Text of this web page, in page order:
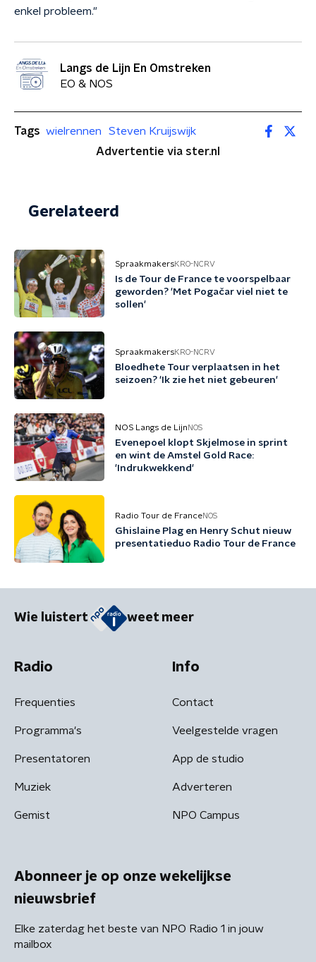
enkel probleem."
Langs de Lijn En Omstreken
EO & NOS
Tags wielrennen
Steven Kruijswijk
Advertentie via ster.nl
Gerelateerd
SpraakmakersKRO-NCRV
Is de Tour de France te voorspelbaar
geworden? 'Met Pogačar viel niet te
sollen'
SpraakmakersKRO-NCRV
Bloedhete Tour verplaatsen in het
seizoen? 'Ik zie het niet gebeuren'
NOS Langs de Lijn NOS
Evenepoel klopt Skjelmose in sprint
en wint de Amstel Gold Race:
'Indrukwekkend'
Radio Tour de FranceNOS
Ghislaine Plag en Henry Schut nieuw
presentatieduo Radio Tour de France
Wie luistert weet meer
Radio
Frequenties
Programma's
Presentatoren
Muziek
Gemist
Info
Contact
Veelgestelde vragen
App de studio
Adverteren
NPO Campus
Abonneer je op onze wekelijkse
nieuwsbrief
Elke zaterdag het beste van NPO Radio 1 in jouw
mailbox